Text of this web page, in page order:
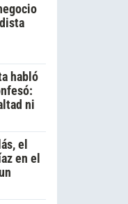
habló
ni
el
en el